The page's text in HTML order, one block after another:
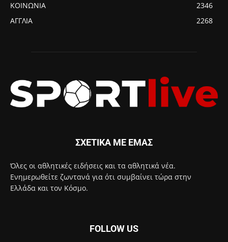
ΚΟΙΝΩΝΙΑ
2346
ΑΓΓΛΙΑ
2268
ΣΧΕΤΙΚΑ ΜΕ ΕΜΑΣ
Όλες οι αθλητικές ειδήσεις και τα αθλητικά νέα.
Ενημερωθείτε ζωντανά για ότι συμβαίνει τώρα στην
Ελλάδα και τον Κόσμο.
FOLLOW US